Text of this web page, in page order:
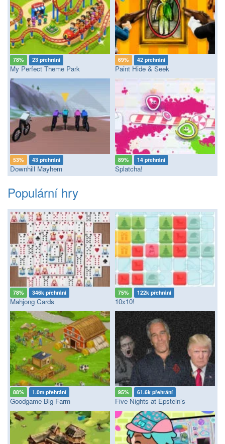
78% 23 přehrání
My Perfect Theme Park
69% 42 přehrání
Paint Hide & Seek
53% 43 přehrání
Downhill Mayhem
89% 14 přehrání
Splatcha!
Populární hry
78% 346k přehrání
Mahjong Cards
75% 122k přehrání
10x10!
88% 1.0m přehrání
Goodgame Big Farm
95% 61.6k přehrání
Five Nights at Epstein’s